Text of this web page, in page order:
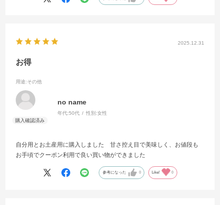
2025.12.31
お得
用途:その他
no name
年代:50代 性別:女性
自分用とお土産用に購入しました 甘さ控え目で美味しく、お値段も
お手頃でクーポン利用で良い買い物ができました
参考になった 0 Like! 0